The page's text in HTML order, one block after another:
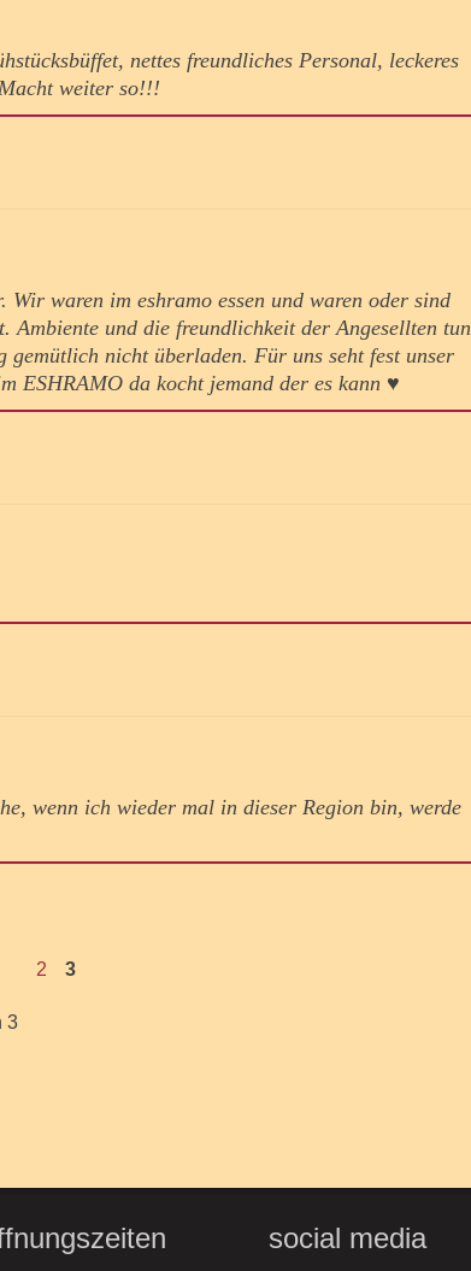
nettes freundliches Personal, leckeres
weiter so!!!
waren im eshramo essen und waren oder sind
Ambiente und die freundlichkeit der Angesellten tun
nicht überladen. Für uns seht fest unser
ESHRAMO da kocht jemand der es kann ♥
wenn ich wieder mal in dieser Region bin, werde
2 3
3
social media